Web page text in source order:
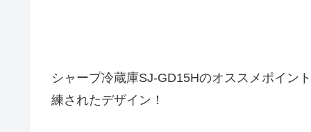
シャープ冷蔵庫SJ-GD15Hのオススメポイン
練されたデザイン！